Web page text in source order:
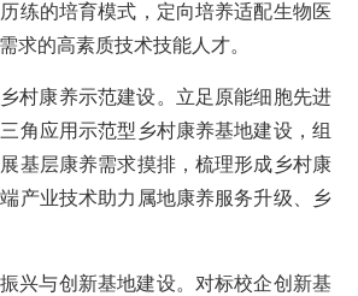
练的培育模式，定向培养适配生物医
求的高素质技术技能人才。
村康养示范建设。立足原能细胞先进
角应用示范型乡村康养基地建设，组
基层康养需求摸排，梳理形成乡村康
产业技术助力属地康养服务升级、乡
兴与创新基地建设。对标校企创新基